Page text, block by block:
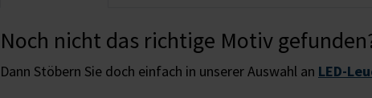
Noch nicht das richtige Motiv
Dann Stöbern Sie doch einfach in unserer Auswahl an LED-